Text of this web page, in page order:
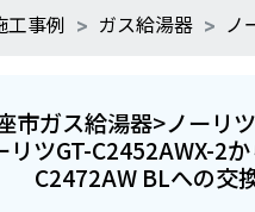
工事例 ガス給湯器 ノ
市ガス給湯器>ノーリ
リツGT-C2452AWX-2
C2472AW BLへの交